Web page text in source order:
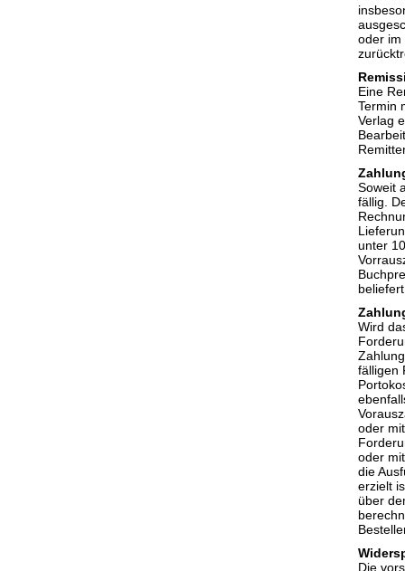
oder im
Eine
Termin
Verlag
Soweit
fällig.
unter
Wird
fälligen
oder
oder
die
erzielt
über
Die